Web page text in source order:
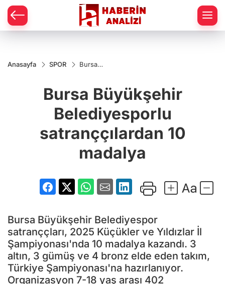
Anasayfa SPOR
Bursa
satranççılardan
10 madalya
Bursa Büyükşehir
Belediyesporlu
satranççılardan 10
madalya
Bursa Büyükşehir Belediyespor
satranççları, 2025 Küçükler ve Yıldızlar İl
Şampiyonası'nda 10 madalya kazandı. 3
altın, 3 gümüş ve 4 bronz elde eden takım,
Türkiye Şampiyonası'na hazırlanıyor.
Organizasyon 7-18 yaş arası 402